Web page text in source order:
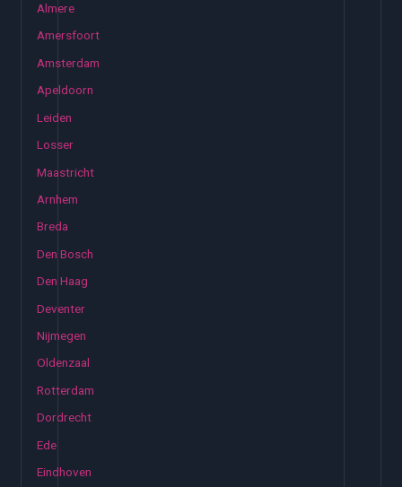
Almere
Amersfoort
Amsterdam
Apeldoorn
Leiden
Losser
Maastricht
Arnhem
Breda
Den Bosch
Den Haag
Deventer
Nijmegen
Oldenzaal
Rotterdam
Dordrecht
Ede
Eindhoven